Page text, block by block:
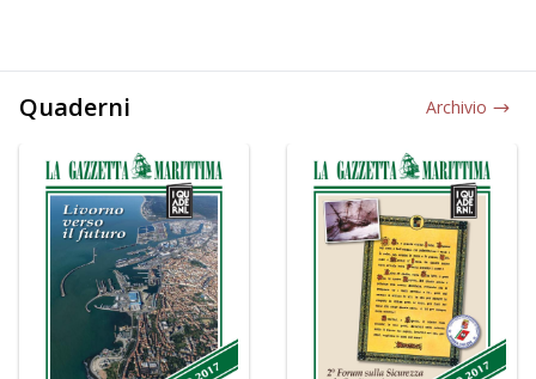
Quaderni Archivio